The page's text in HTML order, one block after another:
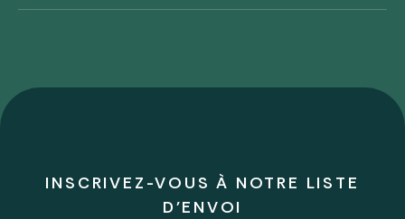
INSCRIVEZ-VOUS À NOTRE LISTE
D'ENVOI